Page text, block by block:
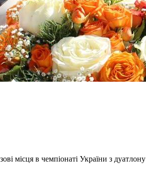
місця в чемпіонаті України з дуатлону